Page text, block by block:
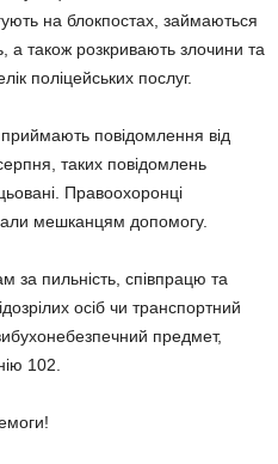
на блокпостах, займаються
також розкривають злочини та
поліцейських послуг.
повідомлення від
таких повідомлень
Правоохоронці
мешканцям допомогу.
за пильність, співпрацю та
осіб чи транспортний
предмет,
102.